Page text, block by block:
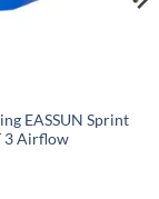
EASSUN Sprint
3 Airflow